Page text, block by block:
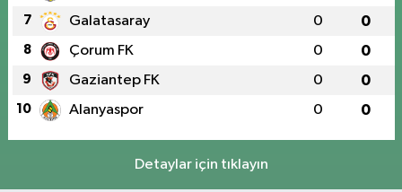
7 Galatasaray 0 0
8 Çorum FK 0 0
9 Gaziantep FK 0 0
10 Alanyaspor 0 0
Detaylar için tıklayın